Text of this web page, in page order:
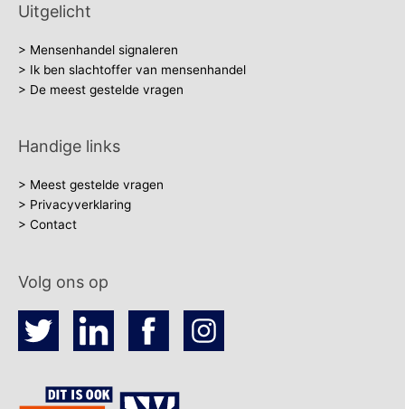
Uitgelicht
> Mensenhandel signaleren
> Ik ben slachtoffer van mensenhandel
> De meest gestelde vragen
Handige links
> Meest gestelde vragen
> Privacyverklaring
> Contact
Volg ons op